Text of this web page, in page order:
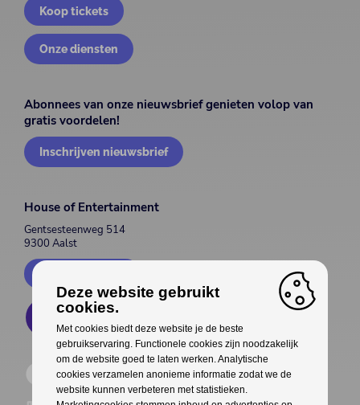
Koop tickets
Onze diensten
Abonnees van onze nieuwsbrief genieten volop van
gratis voordelen!
Inschrijven nieuwsbrief
House of Entertainment
Gentsesteenweg 514
9300 Aalst
Deze website gebruikt
cookies.
Met cookies biedt deze website je de beste
gebruikservaring. Functionele cookies zijn noodzakelijk
om de website goed te laten werken. Analytische
cookies verzamelen anonieme informatie zodat we de
website kunnen verbeteren met statistieken.